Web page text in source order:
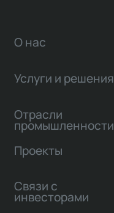
О нас
Услуги и решения
Отрасли
промышленности
Проекты
Связи с
инвесторами